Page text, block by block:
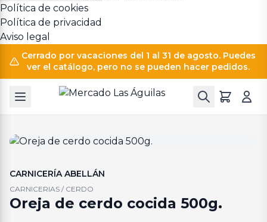
Política de cookies
Política de privacidad
Aviso legal
Cerrado por vacaciones del 1 al 31 de agosto. Puedes
ver el catálogo, pero no se pueden hacer pedidos.
CARNICERÍA ABELLÁN
CARNICERIAS / CERDO
Oreja de cerdo cocida 500g.